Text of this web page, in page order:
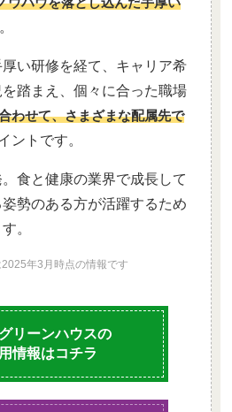
い研修を経て、キャリア希
踏まえ、個々に合った職場
わせて、さまざまな配属先で
ントです。
食と健康の業界で成長して
勢のある方が活躍するため
。
2025年3月時点の情報です
リーンハウスの
情報はコチラ